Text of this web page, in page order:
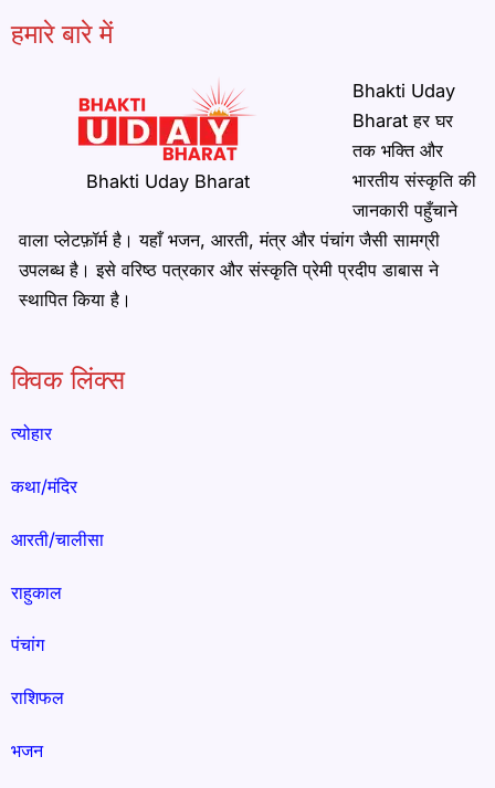
हमारे बारे में
Bhakti Uday Bharat
Bhakti Uday
Bharat हर घर
तक भक्ति और
भारतीय संस्कृति की
जानकारी पहुँचाने
वाला प्लेटफ़ॉर्म है। यहाँ भजन, आरती, मंत्र और पंचांग जैसी सामग्री
उपलब्ध है। इसे वरिष्ठ पत्रकार और संस्कृति प्रेमी प्रदीप डाबास ने
स्थापित किया है।
क्विक लिंक्स
त्योहार
कथा/मंदिर
आरती/चालीसा
राहुकाल
पंचांग
राशिफल
भजन